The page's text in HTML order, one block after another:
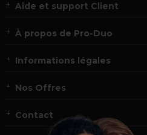
Aide et support Client
À propos de Pro-Duo
Informations légales
Nos Offres
Contact